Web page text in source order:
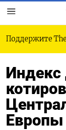
Поддержите
Индекс